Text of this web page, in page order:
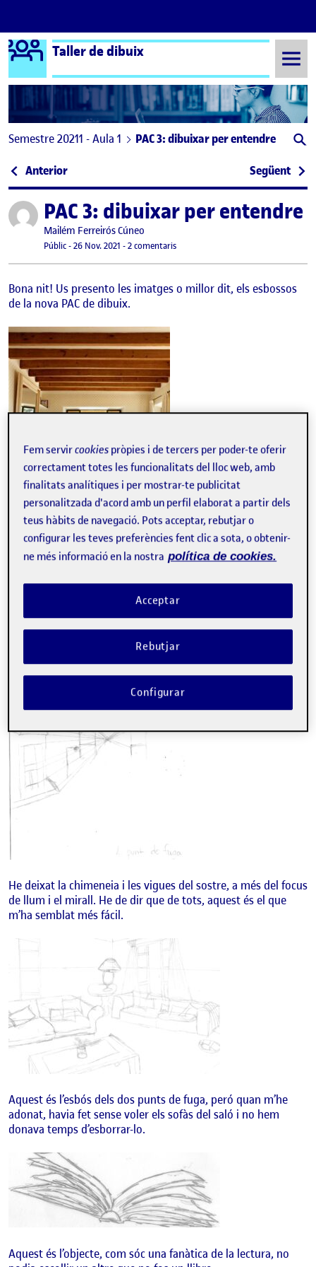
Saltar al contingut
Logo Ágora
Taller de dibuix
Semestre 20211 - Aula 1 PAC 3: dibuixar per entendre
Navegació d'entrades
Anterior: PAC 2. Dibuixar per explicar Següent:
Publicat perPAC 3: dibuixar per entendre
Publicat per
Mailém Ferreirós Cúneo
Visibilitat:
Públic-Data de publicació
26 Nov. 2021 -2 comentarisa PAC 3: dibuixar per entendre
Bona nit! Us presento les imatges o millor dit, els esbossos
de la nova PAC de dibuix.
Aquest és l’interior que he escollit, no és de la meva casa,
He deixat la chimeneia i les vigues del sostre, a més del focus
de llum i el mirall. He de dir que de tots, aquest és el que
m’ha semblat més fácil.
Aquest és l’esbós dels dos punts de fuga, peró quan m’he
adonat, havia fet sense voler els sofàs del saló i no hem
donava temps d’esborrar-lo.
Aquest és l’objecte, com sóc una fanàtica de la lectura, no
Fem servircookies pròpies i de tercers per poder-te oferir
correctament totes les funcionalitats del lloc web, amb
finalitats analítiques i per mostrar-te publicitat
personalitzada d'acord amb un perfil elaborat a partir dels
teus hàbits de navegació. Pots acceptar, rebutjar o
configurar les teves preferències fent clic a sota, o obtenir-
ne més informació en la nostra política de cookies.
Rebutjar
Acceptar
Configurar